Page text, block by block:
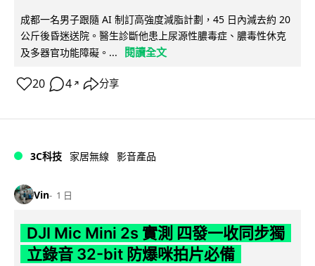
成都一名男子跟隨 AI 制訂高強度減脂計劃，45 日內減去約 20
公斤後昏迷送院。醫生診斷他患上尿源性膿毒症、膿毒性休克
及多器官功能障礙。...
閱讀全文
20 4 ↗ 分享
3C科技 家居無線 影音產品
Vin 1 日
DJI Mic Mini 2s 實測 四發一收同步獨
立錄音 32-bit 防爆咪拍片必備